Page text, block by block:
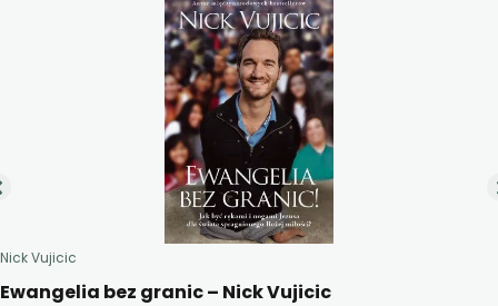
Nick Vujicic
Ewangelia bez granic – Nick Vujicic